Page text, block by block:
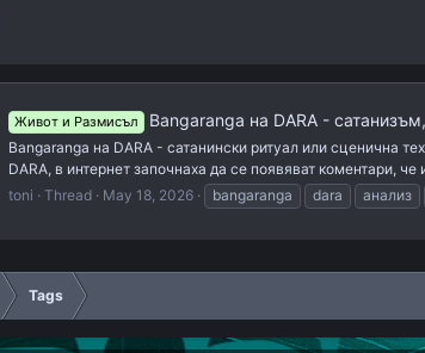
Живот и Размисъл Bangaranga на DARA -
Bangaranga на DARA - сатанински ритуал или сценична
DARA, в интернет започнаха да се появяват коментари, че
toni
Thread May 18, 2026 bangaranga dara анализ
Tags